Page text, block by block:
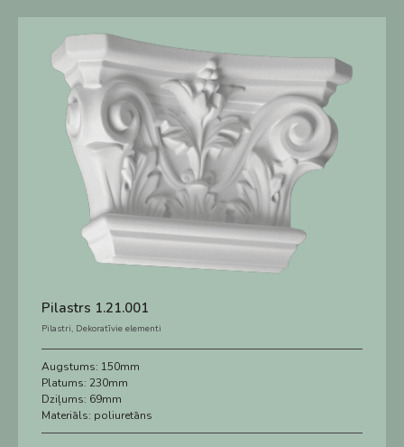
Pilastrs 1.21.001
Pilastri, Dekoratīvie elementi
Augstums: 150mm
Platums: 230mm
Dziļums: 69mm
Materiāls: poliuretāns